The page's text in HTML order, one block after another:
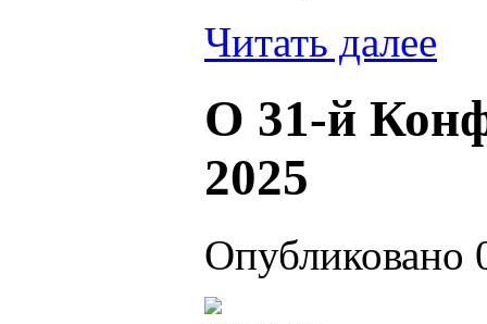
Читать далее
О 31-й
2025
Опубликовано